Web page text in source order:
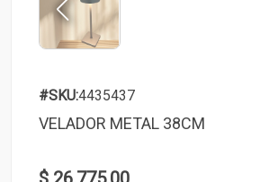
#SKU:4435437
VELADOR METAL 38CM